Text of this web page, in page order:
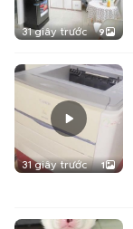
31 giây trước 9
31 giây trước 1